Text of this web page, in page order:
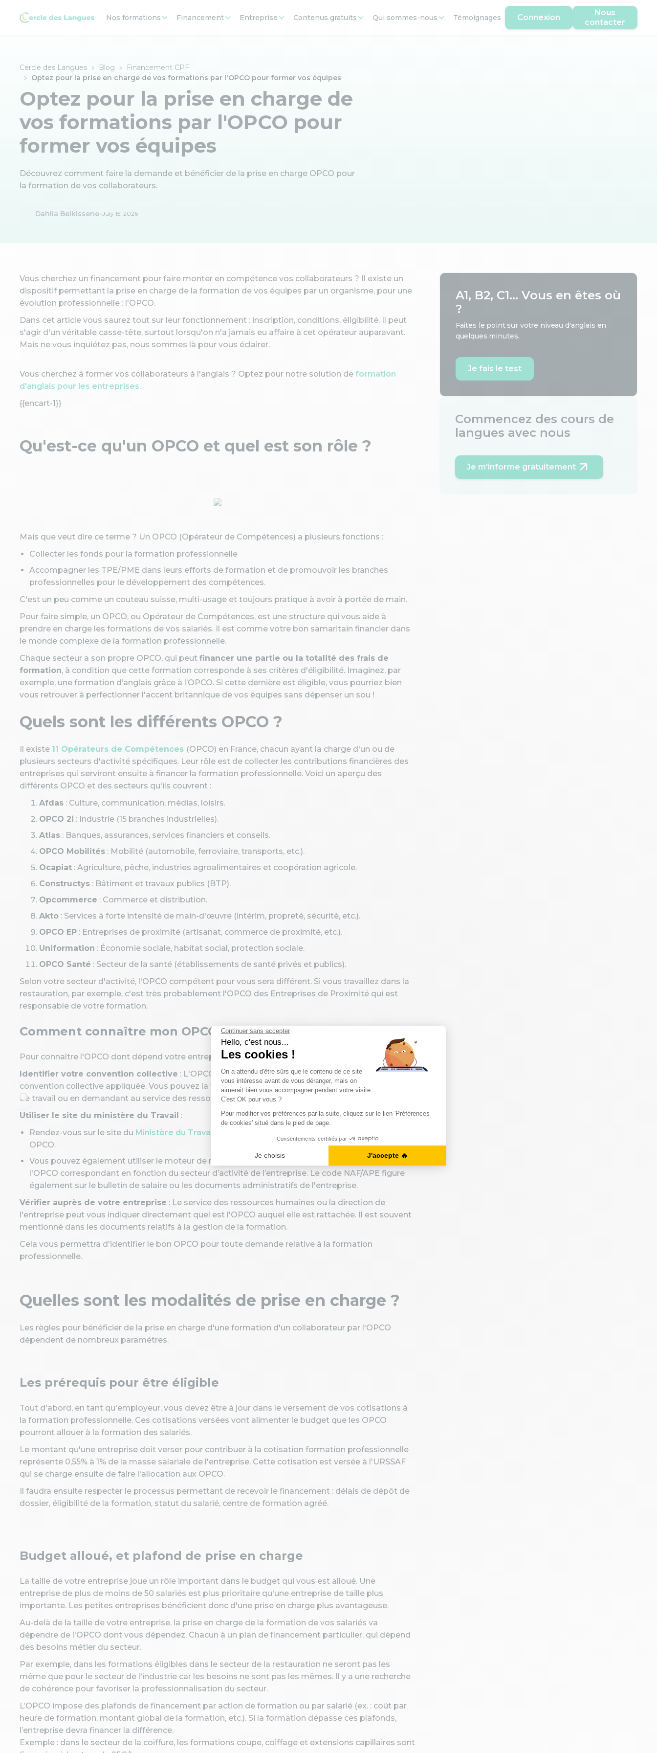
Nos formations Financement Entreprise Contenus gratuits Qui sommes-nous Témoignages Connexion
Nous
contacter
Cercle des Langues Blog
Financement CPF
Optez pour la prise en charge de vos formations par l'OPCO pour former vos équipes
Optez pour la prise en charge de
vos formations par l'OPCO pour
former vos équipes
Découvrez comment faire la demande et bénéficier de la prise en charge OPCO pour
la formation de vos collaborateurs.
Dahlia Belkissene-July 15, 2026
Vous cherchez un financement pour faire monter en compétence vos collaborateurs ? Il existe un
dispositif permettant la prise en charge de la formation de vos équipes par un organisme, pour une
évolution professionnelle : l'OPCO.
Dans cet article vous saurez tout sur leur fonctionnement : inscription, conditions, éligibilité. Il peut
s'agir d'un véritable casse-tête, surtout lorsqu'on n'a jamais eu affaire à cet opérateur auparavant.
Mais ne vous inquiétez pas, nous sommes là pour vous éclairer.
Vous cherchez à former vos collaborateurs à l'anglais ? Optez pour notre solution de formation
d'anglais pour les entreprises.
{{encart-1}}
Qu'est-ce qu'un OPCO et quel est son rôle ?
Mais que veut dire ce terme ? Un OPCO (Opérateur de Compétences) a plusieurs fonctions :
Collecter les fonds pour la formation professionnelle
Accompagner les TPE/PME dans leurs efforts de formation et de promouvoir les branches
professionnelles pour le développement des compétences.
C'est un peu comme un couteau suisse, multi-usage et toujours pratique à avoir à portée de main.
Pour faire simple, un OPCO, ou Opérateur de Compétences, est une structure qui vous aide à
prendre en charge les formations de vos salariés. Il est comme votre bon samaritain financier dans
le monde complexe de la formation professionnelle.
Chaque secteur a son propre OPCO, qui peut financer une partie ou la totalité des frais de
formation, à condition que cette formation corresponde à ses critères d'éligibilité. Imaginez, par
exemple, une formation d’anglais grâce à l’OPCO. Si cette dernière est éligible, vous pourriez bien
vous retrouver à perfectionner l'accent britannique de vos équipes sans dépenser un sou !
Quels sont les différents OPCO ?
Il existe 11 Opérateurs de Compétences (OPCO) en France, chacun ayant la charge d'un ou de
plusieurs secteurs d'activité spécifiques. Leur rôle est de collecter les contributions financières des
entreprises qui serviront ensuite à financer la formation professionnelle. Voici un aperçu des
différents OPCO et des secteurs qu'ils couvrent :
Afdas : Culture, communication, médias, loisirs.
OPCO 2i : Industrie (15 branches industrielles).
Atlas : Banques, assurances, services financiers et conseils.
OPCO Mobilités : Mobilité (automobile, ferroviaire, transports, etc.).
Ocapiat : Agriculture, pêche, industries agroalimentaires et coopération agricole.
Constructys : Bâtiment et travaux publics (BTP).
Opcommerce : Commerce et distribution.
Akto : Services à forte intensité de main-d'œuvre (intérim, propreté, sécurité, etc.).
OPCO EP : Entreprises de proximité (artisanat, commerce de proximité, etc.).
Uniformation : Économie sociale, habitat social, protection sociale.
OPCO Santé : Secteur de la santé (établissements de santé privés et publics).
Selon votre secteur d'activité, l'OPCO compétent pour vous sera différent. Si vous travaillez dans la
restauration, par exemple, c'est très probablement l'OPCO des Entreprises de Proximité qui est
responsable de votre formation.
Comment connaître mon OPCO ?
Pour connaître l'OPCO dont dépend votre entreprise, vous pouvez suivre ces étapes :
Identifier votre convention collective : L'OPCO de votre entreprise dépend généralement de la
convention collective appliquée. Vous pouvez la trouver sur votre bulletin de paie, dans votre contrat
de travail ou en demandant au service des ressources humaines de votre entreprise.
Utiliser le site du ministère du Travail :
Rendez-vous sur le site du Ministère du Travail
OPCO.
Vous pouvez également utiliser le moteur de recherche du Code NAF/APE
, qui permet de trouver
l'OPCO correspondant en fonction du secteur d’activité de l’entreprise. Le code NAF/APE figure
également sur le bulletin de salaire ou les documents administratifs de l'entreprise.
Vérifier auprès de votre entreprise : Le service des ressources humaines ou la direction de
l'entreprise peut vous indiquer directement quel est l'OPCO auquel elle est rattachée. Il est souvent
mentionné dans les documents relatifs à la gestion de la formation.
Cela vous permettra d'identifier le bon OPCO pour toute demande relative à la formation
professionnelle.
Quelles sont les modalités de prise en charge ?
Les règles pour bénéficier de la prise en charge d'une formation d'un collaborateur par l'OPCO
dépendent de nombreux paramètres.
Les prérequis pour être éligible
Tout d'abord, en tant qu'employeur, vous devez être à jour dans le versement de vos cotisations à
la formation professionnelle. Ces cotisations versées vont alimenter le budget que les OPCO
pourront allouer à la formation des salariés.
Le montant qu'une entreprise doit verser pour contribuer à la cotisation formation professionnelle
représente 0,55% à 1% de la masse salariale de l'entreprise. Cette cotisation est versée à l'URSSAF
qui se charge ensuite de faire l'allocation aux OPCO.
Il faudra ensuite respecter le processus permettant de recevoir le financement : délais de dépôt de
dossier, éligibilité de la formation, statut du salarié, centre de formation agréé.
Budget alloué, et plafond de prise en charge
La taille de votre entreprise joue un rôle important dans le budget qui vous est alloué. Une
entreprise de plus de moins de 50 salariés est plus prioritaire qu'une entreprise de taille plus
importante. Les petites entreprises bénéficient donc d'une prise en charge plus avantageuse.
Au-delà de la taille de votre entreprise, la prise en charge de la formation de vos salariés va
dépendre de l'OPCO dont vous dépendez. Chacun à un plan de financement particulier, qui dépend
des besoins métier du secteur.
Par exemple, dans les formations éligibles dans le secteur de la restauration ne seront pas les
même que pour le secteur de l'industrie car les besoins ne sont pas les mêmes. Il y a une recherche
de cohérence pour favoriser la professionnalisation du secteur.
L’OPCO impose des plafonds de financement par action de formation ou par salarié (ex. : coût par
heure de formation, montant global de la formation, etc.). Si la formation dépasse ces plafonds,
l’entreprise devra financer la différence.
Exemple : dans le secteur de la coiffure, les formations coupe, coiffage et extensions capillaires sont
A1, B2, C1... Vous en êtes où
?
Faites le point sur votre niveau d'anglais en
quelques minutes.
Je fais le test
Commencez des cours de
langues avec nous
Je m'informe gratuitement